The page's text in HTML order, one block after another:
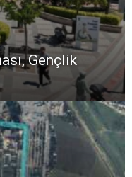
Gençlik